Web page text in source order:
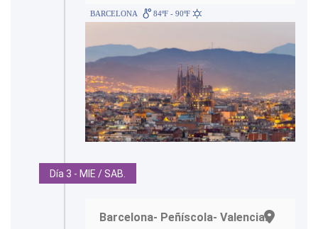
BARCELONA 84ºF - 90ºF
Día 3 - MIE / SAB.
Barcelona- Peñíscola- Valencia.-